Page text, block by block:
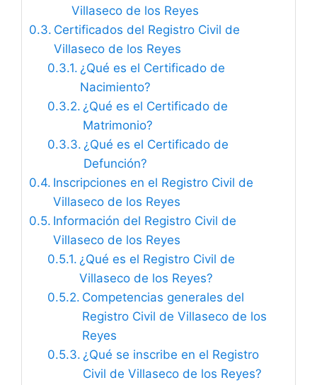
Villaseco de los Reyes
Certificados del Registro Civil de
Villaseco de los Reyes
¿Qué es el Certificado de
Nacimiento?
¿Qué es el Certificado de
Matrimonio?
¿Qué es el Certificado de
Defunción?
Inscripciones en el Registro Civil de
Villaseco de los Reyes
Información del Registro Civil de
Villaseco de los Reyes
¿Qué es el Registro Civil de
Villaseco de los Reyes?
Competencias generales del
Registro Civil de Villaseco de los
Reyes
¿Qué se inscribe en el Registro
Civil de Villaseco de los Reyes?